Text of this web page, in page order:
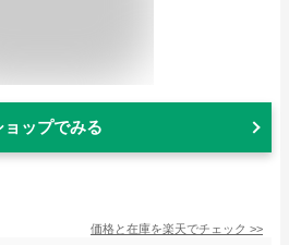
ョップでみる
価格と在庫を楽天でチェック >>